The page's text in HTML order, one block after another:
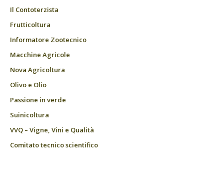
Il Contoterzista
Frutticoltura
Informatore Zootecnico
Macchine Agricole
Nova Agricoltura
Olivo e Olio
Passione in verde
Suinicoltura
VVQ – Vigne, Vini e Qualità
Comitato tecnico scientifico